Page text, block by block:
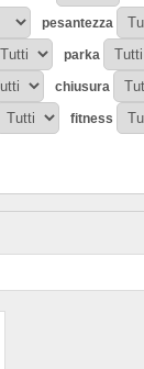
pesantezza
parka
chiusura
fitness